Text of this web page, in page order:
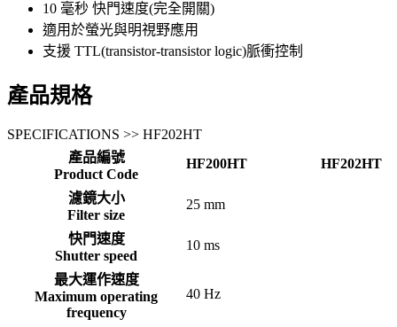
10 毫秒 快門速度(完全開關)
適用於螢光與明視野應用
支援 TTL(transistor-transistor logic)脈衝控制
產品規格
SPECIFICATIONS >> HF202HT
產品編號
Product Code
HF200HT HF202HT
濾鏡大小
Filter size
25 mm
快門速度
Shutter speed
10 ms
最大運作速度
Maximum operating
frequency
40 Hz